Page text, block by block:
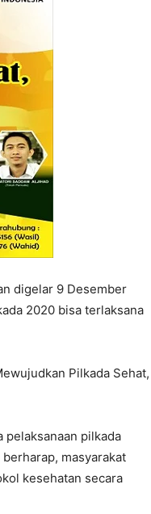
digelar 9 Desember
2020 bisa terlaksana
Pilkada Sehat,
pelaksanaan pilkada
masyarakat
kesehatan secara